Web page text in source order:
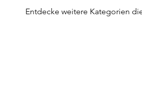
Entdecke weitere Kategorien